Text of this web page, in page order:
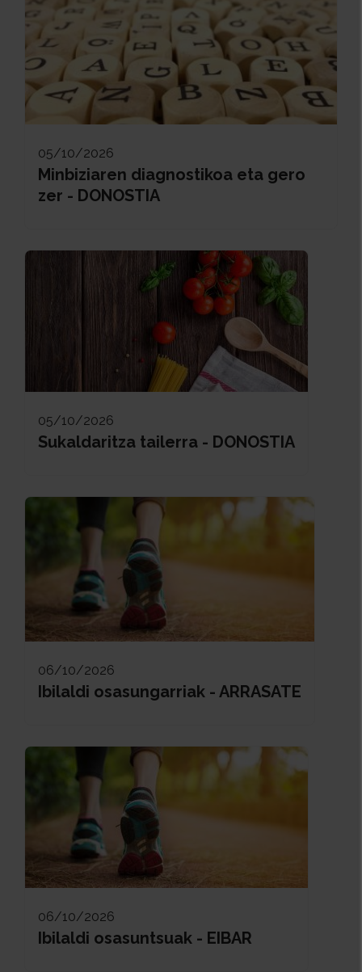
05/10/2026
Minbiziaren diagnostikoa eta gero
zer - DONOSTIA
05/10/2026
Sukaldaritza tailerra - DONOSTIA
06/10/2026
Ibilaldi osasungarriak - ARRASATE
06/10/2026
Ibilaldi osasuntsuak - EIBAR